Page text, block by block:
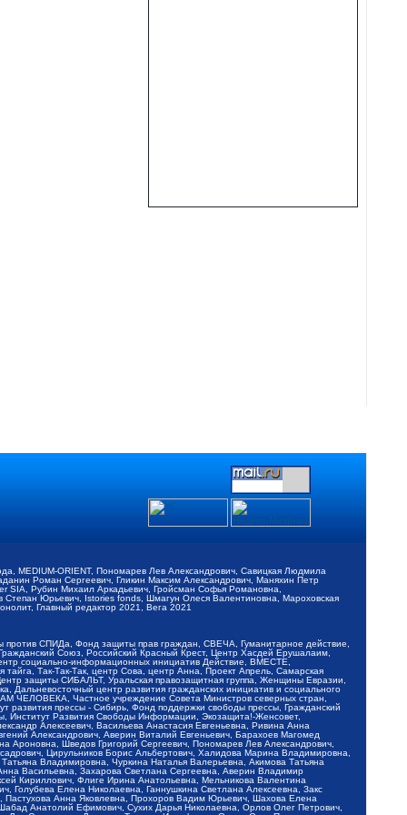
MEDIUM-ORIENT, Пономарев Лев Александрович, Савицкая Людмила
Роман Сергеевич, Гликин Максим Александрович, Маняхин Петр
Рубин Михаил Аркадьевич, Гройсман Софья Романовна,
Юрьевич, Istories fonds, Шмагун Олеся Валентиновна, Мароховская
Главный редактор 2021, Вега 2021
СПИДа, Фонд защиты прав граждан, СВЕЧА, Гуманитарное действие,
Союз, Российский Красный Крест, Центр Хасдей Ерушалаим,
социально-информационных инициатив Действие, ВМЕСТЕ,
Так-Так-Так, центр Сова, центр Анна, Проект Апрель, Самарская
защиты СИБАЛЬТ, Уральская правозащитная группа, Женщины Евразии,
Дальневосточный центр развития гражданских инициатив и социального
ЧЕЛОВЕКА, Частное учреждение Совета Министров северных стран,
прессы - Сибирь, Фонд поддержки свободы прессы, Гражданский
Институт Развития Свободы Информации, Экозащита!-Женсовет,
Алексеевич, Васильева Анастасия Евгеньевна, Ривина Анна
Александрович, Аверин Виталий Евгеньевич, Барахоев Магомед
Шведов Григорий Сергеевич, Пономарев Лев Александрович,
Цирульников Борис Альбертович, Халидова Марина Владимировна,
Владимировна, Чуркина Наталья Валерьевна, Акимова Татьяна
Васильевна, Захарова Светлана Сергеевна, Аверин Владимир
Кириллович, Флиге Ирина Анатольевна, Мельникова Валентина
Елена Николаевна, Ганнушкина Светлана Алексеевна, Закс
Анна Яковлевна, Прохоров Вадим Юрьевич, Шахова Елена
Анатолий Ефимович, Сухих Дарья Николаевна, Орлов Олег Петрович,